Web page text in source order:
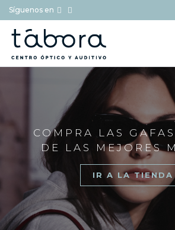
Síguenos en
COMPRA LAS
DE LAS MEJORES
IR A LA TIENDA